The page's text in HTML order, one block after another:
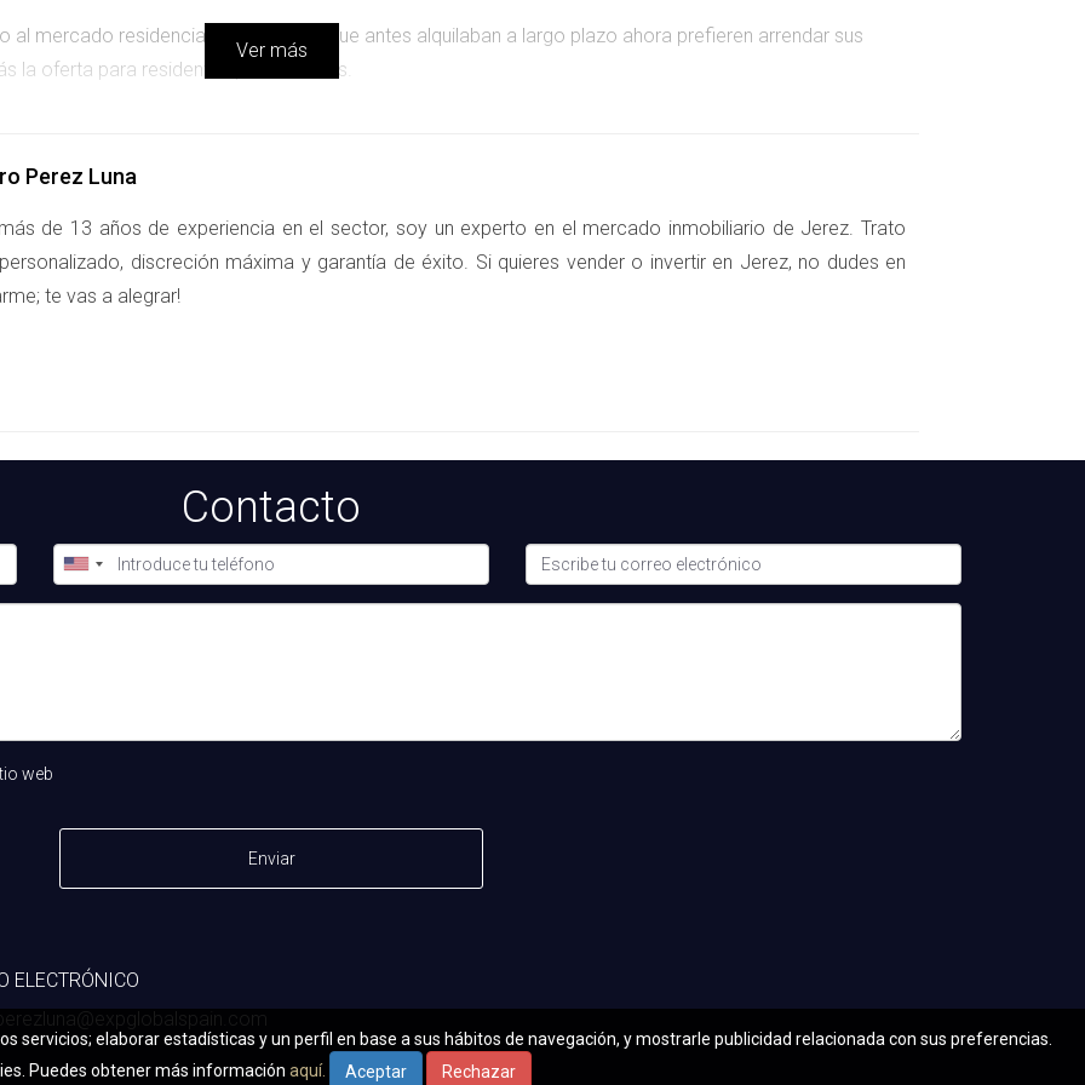
al mercado residencial. Propietarios que antes alquilaban a largo plazo ahora prefieren arrendar sus
la oferta para residentes permanentes.
mientras trabaja como profesora. Encontró un pequeño apartamento en el centro por 700 euros al mes.
cerca de su trabajo y de servicios esenciales.
para ayudarte a encontrar tu lugar ideal.
la universidad. Después de buscar varias semanas, encontró una opción adecuada por 250 euros al mes.
sus necesidades.
650 euros al mes para un apartamento de dos habitaciones.
online donde puedes buscar compañeros de piso y habitaciones disponibles.
Ver más
Perez Luna
de 13 años de experiencia en el sector, soy un experto en el mercado inmobiliario de Jerez. Trato
discreción máxima y garantía de éxito. Si quieres vender o invertir en Jerez, no dudes en
te vas a alegrar!
Contacto
web
Enviar
ELECTRÓNICO
servicios; elaborar estadísticas y un perfil en base a sus hábitos de navegación, y mostrarle publicidad relacionada con sus preferencias.
Puedes obtener más información aquí. Aceptar Rechazar